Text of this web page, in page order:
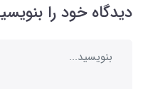
دیدگاه خود را